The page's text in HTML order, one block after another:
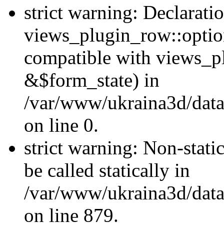
strict warning:
compatible with
&$form_state) in
/var/www/ukraina3d/
on line 0.
strict warning: Non-
be called statically in
/var/www/ukraina3d/
on line 879.